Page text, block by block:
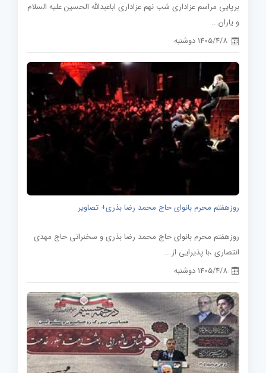
برپایی مراسم عزاداری شب نهم عزاداری اباعبدالله الحسین علیه السلام
و یاران...
1405/4/8 دوشنبه
روزهفتم محرم بانوای حاج محمد رضا بذری+ تصاویر
روزهفتم محرم بانوای حاج محمد رضا بذری و سخنرانی حاج مهدی
انتصاری ،با پذیرایی از...
1405/4/8 دوشنبه